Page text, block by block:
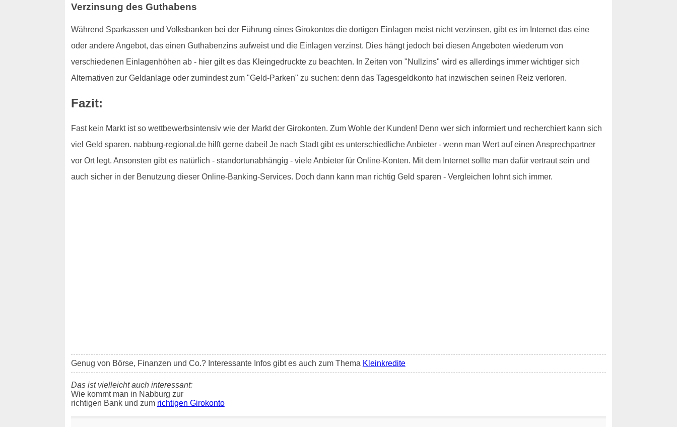
Verzinsung des Guthabens
Während Sparkassen und Volksbanken bei der Führung eines Girokontos die dortigen Einlagen meist nicht verzinsen, gibt es im Internet das eine
oder andere Angebot, das einen Guthabenzins aufweist und die Einlagen verzinst. Dies hängt jedoch bei diesen Angeboten wiederum von
verschiedenen Einlagenhöhen ab - hier gilt es das Kleingedruckte zu beachten. In Zeiten von "Nullzins" wird es allerdings immer wichtiger sich
Alternativen zur Geldanlage oder zumindest zum "Geld-Parken" zu suchen: denn das Tagesgeldkonto hat inzwischen seinen Reiz verloren.
Fazit:
Fast kein Markt ist so wettbewerbsintensiv wie der Markt der Girokonten. Zum Wohle der Kunden! Denn wer sich informiert und recherchiert kann sich
viel Geld sparen. nabburg-regional.de hilft gerne dabei! Je nach Stadt gibt es unterschiedliche Anbieter - wenn man Wert auf einen Ansprechpartner
vor Ort legt. Ansonsten gibt es natürlich - standortunabhängig - viele Anbieter für Online-Konten. Mit dem Internet sollte man dafür vertraut sein und
auch sicher in der Benutzung dieser Online-Banking-Services. Doch dann kann man richtig Geld sparen - Vergleichen lohnt sich immer.
Genug von Börse, Finanzen und Co.? Interessante Infos gibt es auch zum Thema Kleinkredite
Das ist vielleicht auch interessant:
Wie kommt man in Nabburg zur
richtigen Bank und zum richtigen Girokonto